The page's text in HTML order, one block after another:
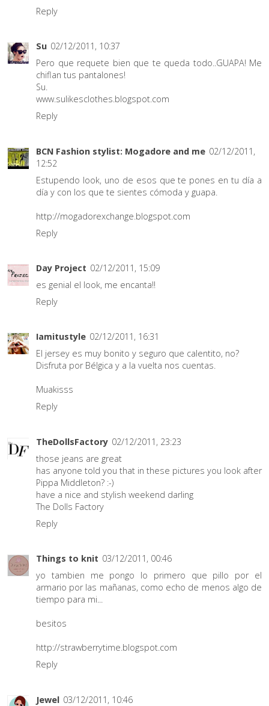
Reply
Su 02/12/2011, 10:37
Pero que requete bien que te queda todo..GUAPA! Me
chiflan tus pantalones!
Su.
www.sulikesclothes.blogspot.com
Reply
BCN Fashion stylist: Mogadore and me 02/12/2011,
12:52
Estupendo look, uno de esos que te pones en tu día a
día y con los que te sientes cómoda y guapa.
http://mogadorexchange.blogspot.com
Reply
Day Project 02/12/2011, 15:09
es genial el look, me encanta!!
Reply
Iamitustyle 02/12/2011, 16:31
El jersey es muy bonito y seguro que calentito, no?
Disfruta por Bélgica y a la vuelta nos cuentas.
Muakisss
Reply
TheDollsFactory 02/12/2011, 23:23
those jeans are great
has anyone told you that in these pictures you look after
Pippa Middleton? :-)
have a nice and stylish weekend darling
The Dolls Factory
Reply
Things to knit 03/12/2011, 00:46
yo tambien me pongo lo primero que pillo por el
armario por las mañanas, como echo de menos algo de
tiempo para mi...
besitos
http://strawberrytime.blogspot.com
Reply
Jewel 03/12/2011, 10:46